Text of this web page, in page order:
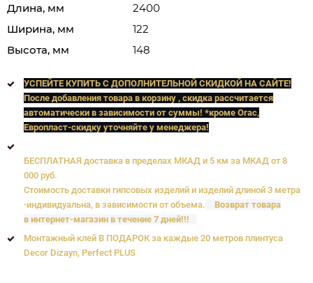
Длина, мм
2400
Ширина, мм
122
Высота, мм
148
УСПЕЙТЕ КУПИТЬ C ДОПОЛНИТЕЛЬНОЙ СКИДКОЙ НА САЙТЕ!
После добавления товара в корзину , скидка рассчитается
автоматически в зависимости от суммы! *кроме Orac,
Европласт-скидку уточняйте у менеджера!
БЕСПЛАТНАЯ доставка в пределах МКАД и 5 км за МКАД от 8
000 руб.
Стоимость доставки гипсовых изделий и изделий длиной 3 метра
-индивидуальна, в зависимости от объема.
Возврат товара
в интернет-магазин в течение 7 дней!!!
Монтажный клей В ПОДАРОК за каждые 20 метров плинтуса
Decor Dizayn, Perfect PLUS